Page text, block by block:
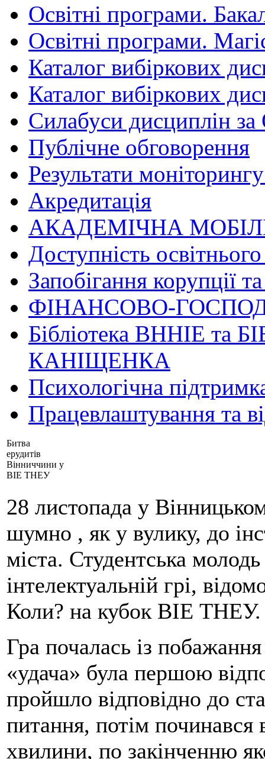
Освітні програми.
Освітні програми.
Каталог вибіркових
Каталог вибіркових
Силабуси дисциплін
Публічне обговорення
Результати
Акредитація
АКАДЕМІЧНА
Доступність
Запобігання корупції
ФІНАНСОВО-
Бібліотека ВННІЕ та
КАНІЩЕНКА
Психологічна
Працевлаштування та
Битва
ерудитів
Вінниччини у
ВІЕ ТНЕУ
28 листопада у
шумно , як у вулику, до
міста. Студентська
інтелектуальній грі,
Коли? на кубок ВІЕ ТНЕУ.
Гра почалась із
«удача» була першою
пройшло відповідно до
питання, потім починався
хвилини, по закінченню